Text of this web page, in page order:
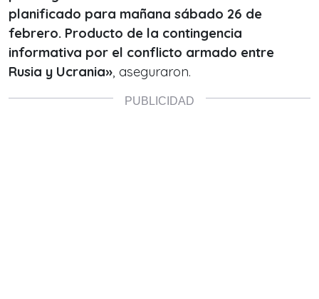
planificado para mañana sábado 26 de
febrero. Producto de la contingencia
informativa por el conflicto armado entre
Rusia y Ucrania», aseguraron.